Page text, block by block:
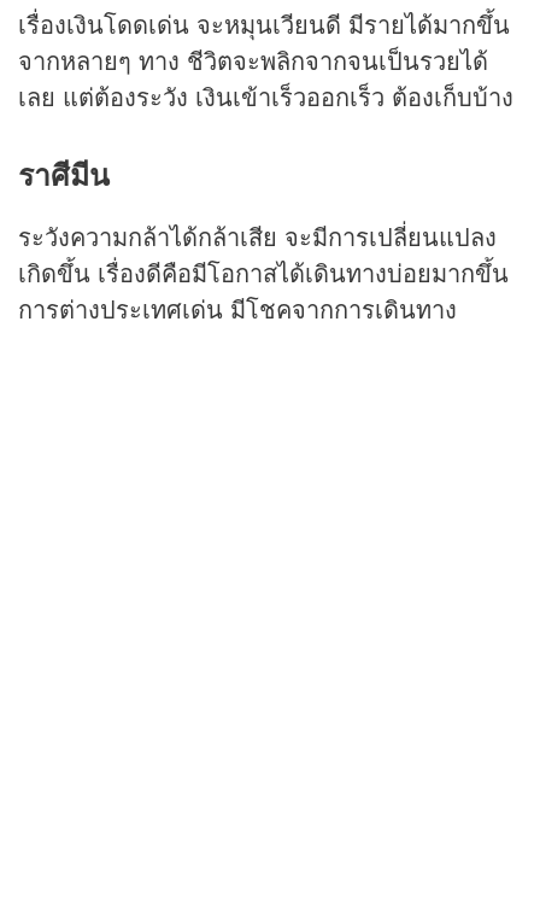
เรื่องเงินโดดเด่น จะหมุนเวียนดี มีรายได้มากขึ้น
จากหลายๆ ทาง ชีวิตจะพลิกจากจนเป็นรวยได้
เลย แต่ต้องระวัง เงินเข้าเร็วออกเร็ว ต้องเก็บบ้าง
ราศีมีน
ระวังความกล้าได้กล้าเสีย จะมีการเปลี่ยนแปลง
เกิดขึ้น เรื่องดีคือมีโอกาสได้เดินทางบ่อยมากขึ้น
การต่างประเทศเด่น มีโชคจากการเดินทาง